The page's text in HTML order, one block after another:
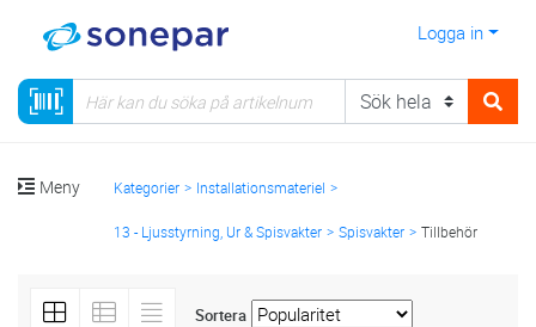
Logga in
Meny Kategorier Installationsmateriel
13 - Ljusstyrning, Ur & Spisvakter Spisvakter Tillbehör
Sortera